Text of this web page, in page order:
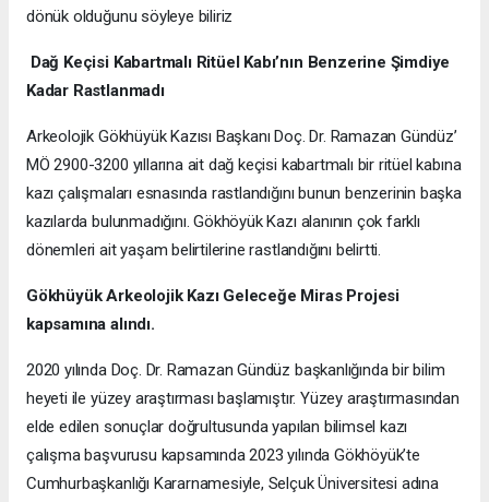
dönük olduğunu söyleye biliriz
Dağ Keçisi Kabartmalı Ritüel Kabı’nın Benzerine Şimdiye
Kadar Rastlanmadı
Arkeolojik Gökhüyük Kazısı Başkanı Doç. Dr. Ramazan Gündüz’
MÖ 2900-3200 yıllarına ait dağ keçisi kabartmalı bir ritüel kabına
kazı çalışmaları esnasında rastlandığını bunun benzerinin başka
kazılarda bulunmadığını. Gökhöyük Kazı alanının çok farklı
dönemleri ait yaşam belirtilerine rastlandığını belirtti.
Gökhüyük Arkeolojik Kazı Geleceğe Miras Projesi
kapsamına alındı.
2020 yılında Doç. Dr. Ramazan Gündüz başkanlığında bir bilim
heyeti ile yüzey araştırması başlamıştır. Yüzey araştırmasından
elde edilen sonuçlar doğrultusunda yapılan bilimsel kazı
çalışma başvurusu kapsamında 2023 yılında Gökhöyük’te
Cumhurbaşkanlığı Kararnamesiyle, Selçuk Üniversitesi adına